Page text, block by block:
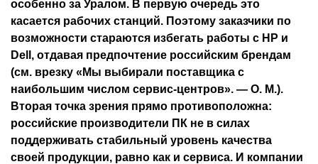
особенно за Уралом. В первую очередь это
касается рабочих станций. Поэтому заказчики по
возможности стараются избегать работы с HP и
Dell, отдавая предпочтение российским брендам
(см. врезку «Мы выбирали поставщика с
наибольшим числом сервис-центров». — О. М.).
Вторая точка зрения прямо противоположна:
российские производители ПК не в силах
поддерживать стабильный уровень качества
своей продукции, равно как и сервиса. И компании